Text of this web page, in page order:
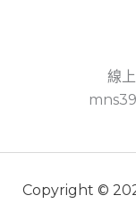
線
Copyright ©